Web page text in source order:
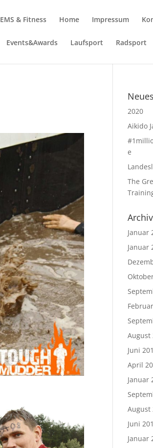
EMS & Fitness Home Impressum
Events&Awards Laufsport Radsport
2020
Aikido
e
The
Archiv
Januar
Januar
August
Juni
April
Januar
August
Juni
Januar